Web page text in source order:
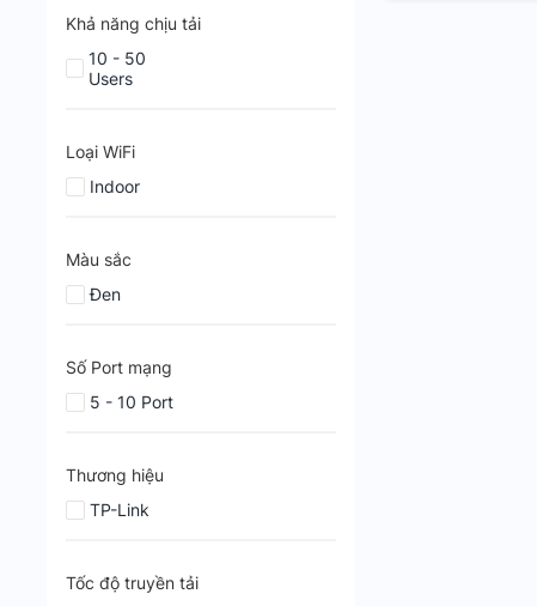
Khả năng chịu tải
10 - 50
Users
Loại WiFi
Indoor
Màu sắc
Đen
Số Port mạng
5 - 10 Port
Thương hiệu
TP-Link
Tốc độ truyền tải